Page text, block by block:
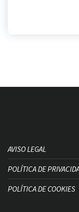
AVISO LEGAL
POLÍTICA DE
POLÍTICA DE COOKIES